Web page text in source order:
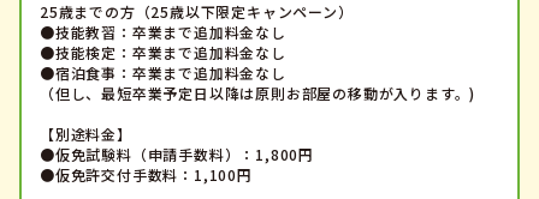
25歳までの方（25歳以下限定キャンペーン）
●技能教習：卒業まで追加料金なし
●技能検定：卒業まで追加料金なし
●宿泊食事：卒業まで追加料金なし
（但し、最短卒業予定日以降は原則お部屋の移動が入ります。)
【別途料金】
●仮免試験料（申請手数料）：1,800円
●仮免許交付手数料：1,100円